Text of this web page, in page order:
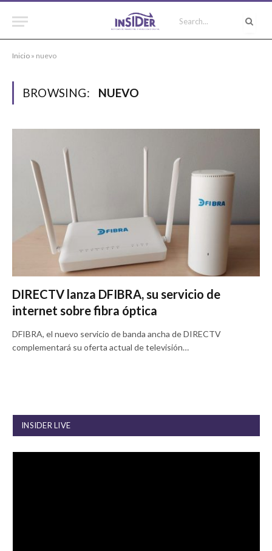
Inicio » nuevo
BROWSING: NUEVO
DIRECTV lanza DFIBRA, su servicio de
internet sobre fibra óptica
DFIBRA, el nuevo servicio de banda ancha de DIRECTV
complementará su oferta actual de televisión…
INSIDER LIVE